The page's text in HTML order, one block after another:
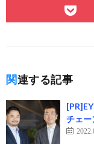
関連する記事
チェー